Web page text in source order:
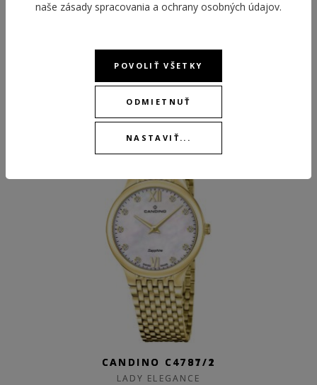
BEST
CANDINO C4791/1
LADY ELEGANCE
CANDINO C4787/2
LADY ELEGANCE
naše zásady spracovania a ochrany osobných údajov.
POVOLIŤ VŠETKY
ODMIETNUŤ
NASTAVIŤ...